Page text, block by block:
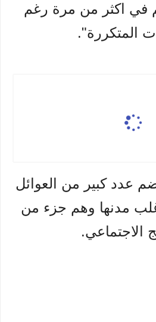
في اكثر من مرة رغم
المتكررة".
عدد كبير من العوائل
مدنها وهم جزء من
الاجتماعي.